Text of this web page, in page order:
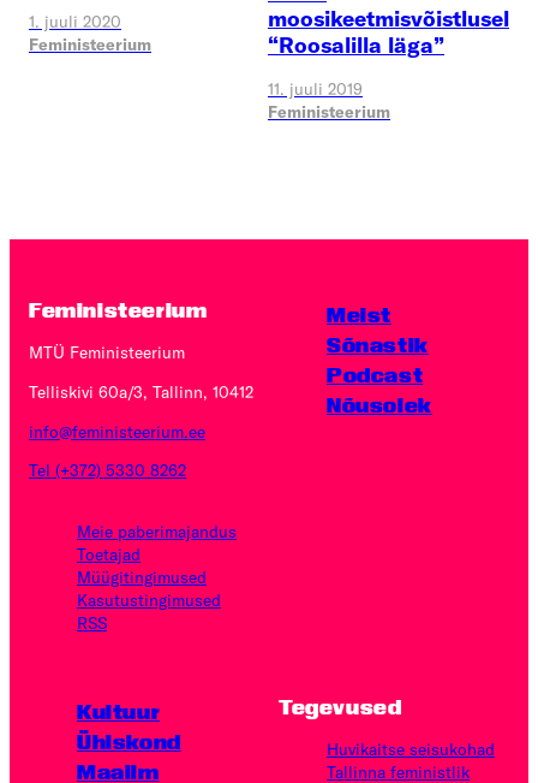
1. juuli 2020
Feministeerium
moosikeetmisvõistlusel
“Roosalilla läga”
11. juuli 2019
Feministeerium
Feministeerium
MTÜ Feministeerium
Telliskivi 60a/3, Tallinn, 10412
info@feministeerium.ee
Tel (+372) 5330 8262
Meie paberimajandus
Toetajad
Müügitingimused
Kasutus­tingimused
RSS
Meist
Sõnastik
Podcast
Nõusolek
Kultuur
Ühiskond
Maailm
Tegevused
Huvikaitse seisukohad
Tallinna feministlik